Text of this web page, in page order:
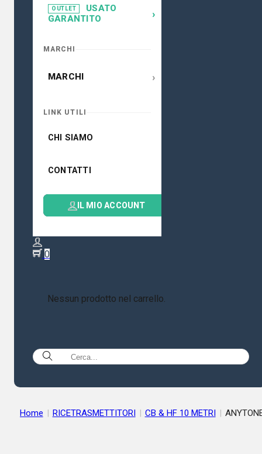
OUTLET
USATO
GARANTITO
›
MARCHI
MARCHI ›
LINK UTILI
CHI SIAMO
CONTATTI
IL MIO ACCOUNT
0
Nessun prodotto nel carrello.
Home | RICETRASMETTITORI | CB & HF 10 METRI |